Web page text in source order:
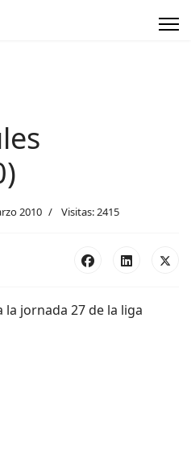
2010 Visitas: 2415
jornada 27 de la liga